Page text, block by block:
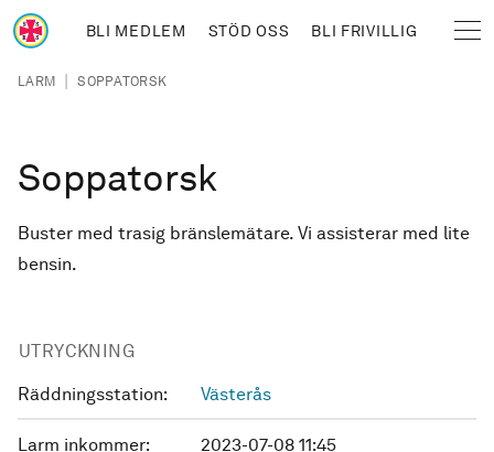
Hoppa till huvudinnehåll
BLI MEDLEM STÖD OSS BLI FRIVILLIG
Länkstig
LARM | SOPPATORSK
Soppatorsk
Buster med trasig bränslemätare. Vi assisterar med lite
bensin.
UTRYCKNING
Räddningsstation: Västerås
Larm inkommer: 2023-07-08 11:45